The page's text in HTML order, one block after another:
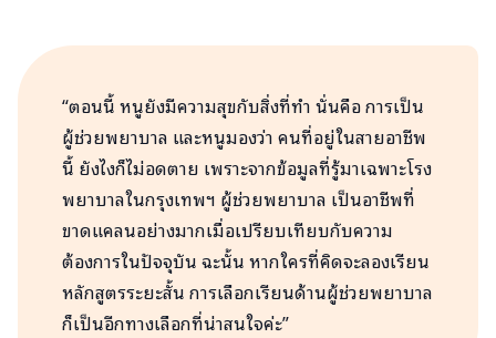
“ตอนนี้ หนูยังมีความสุขกับสิ่งที่ทำ นั่นคือ การเป็น
ผู้ช่วยพยาบาล และหนูมองว่า คนที่อยู่ในสายอาชีพ
นี้ ยังไงก็ไม่อดตาย เพราะจากข้อมูลที่รู้มาเฉพาะโรง
พยาบาลในกรุงเทพฯ ผู้ช่วยพยาบาล เป็นอาชีพที่
ขาดแคลนอย่างมากเมื่อเปรียบเทียบกับความ
ต้องการในปัจจุบัน ฉะนั้น หากใครที่คิดจะลองเรียน
หลักสูตรระยะสั้น การเลือกเรียนด้านผู้ช่วยพยาบาล
ก็เป็นอีกทางเลือกที่น่าสนใจค่ะ”